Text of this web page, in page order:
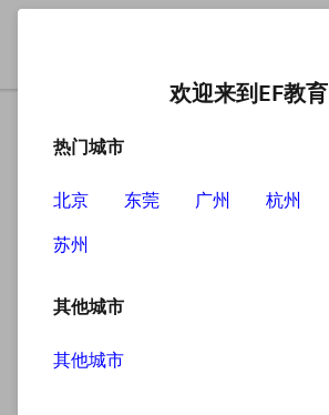
infant school
欢迎来到EF教育
热门城市
北京 东莞 广州 杭州
苏州
其他城市
其他城市